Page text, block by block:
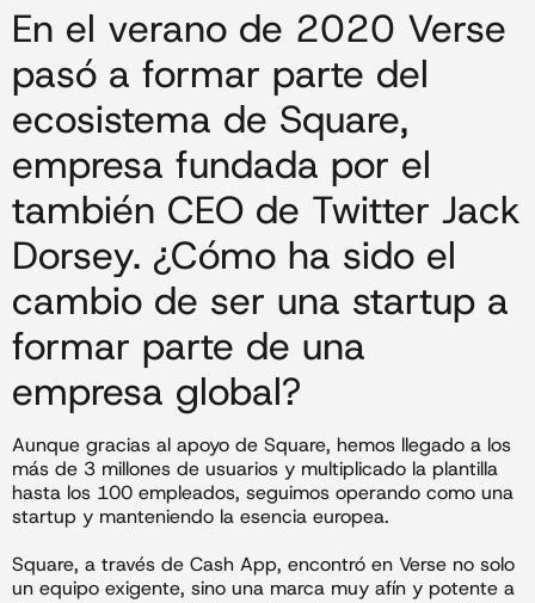
En el verano de 2020 Verse
pasó a formar parte del
ecosistema de Square,
empresa fundada por el
también CEO de Twitter Jack
Dorsey. ¿Cómo ha sido el
cambio de ser una startup a
formar parte de una
empresa global?
Aunque gracias al apoyo de Square, hemos llegado a los
más de 3 millones de usuarios y multiplicado la plantilla
hasta los 100 empleados, seguimos operando como una
startup y manteniendo la esencia europea.
Square, a través de Cash App, encontró en Verse no solo
un equipo exigente, sino una marca muy afín y potente a